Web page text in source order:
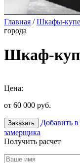
Главная /Шкафы-купе
города
Шкаф-
Цена:
от 60 000 руб.
Заказать Добавить
замерщика
Получить расчет